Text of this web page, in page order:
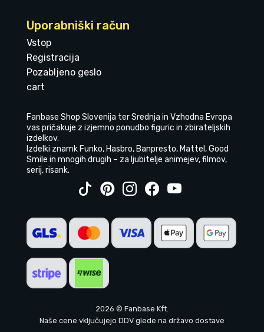
Uporabniški račun
Vstop
Registracija
Pozabljeno geslo
cart
Fanbase Shop Slovenija ter Srednja in Vzhodna Evropa
vas pričakuje z izjemno ponudbo figuric in zbirateljskih
izdelkov.
Izdelki znamk Funko, Hasbro, Banpresto, Mattel, Good
Smile in mnogih drugih – za ljubitelje animejev, filmov,
serij, risank.
2026 © Fanbase Kft.
Naše cene vključujejo DDV glede na državo dostave